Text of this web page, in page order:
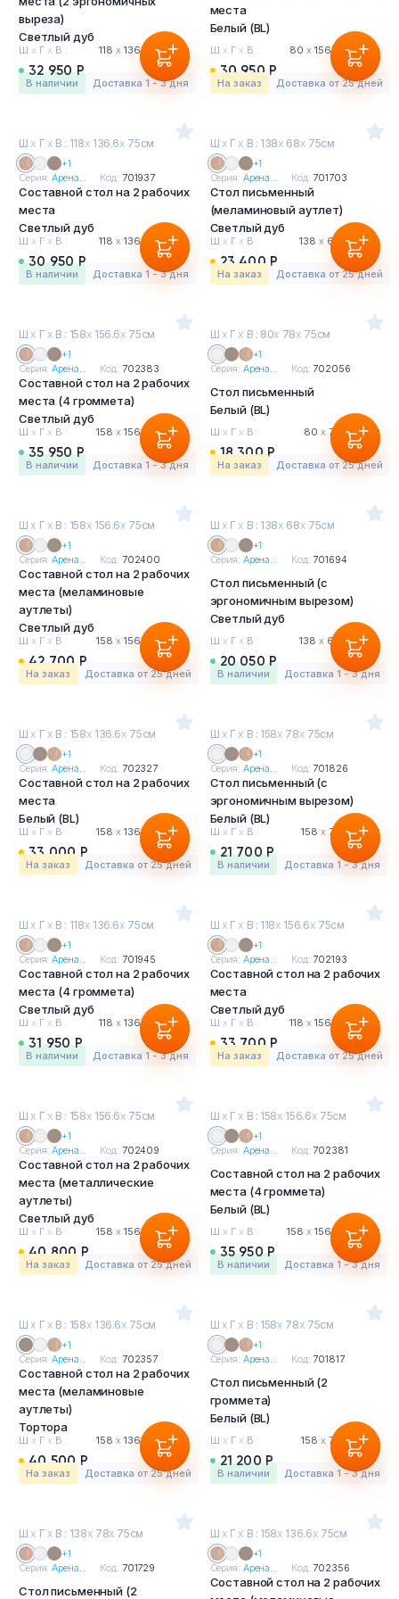
выреза)
Светлый дуб
Ш х Г х В : 118 х136.6 х75 см
32 950 Р
в наличии Доставка 1 - 3 дня
места
Белый (BL)
Ш х Г х В : 80 х 156.6 х75 см
30 950 Р
На заказ Доставка от 25 дней
Ш х Г х В : 118х 136.6х 75см
+1
Серия:Арена... Код: 701937
Составной стол на 2 рабочих
места
Светлый дуб
Ш х Г х В : 118 х136.6 х75 см
30 950 Р
в наличии Доставка 1 - 3 дня
Ш х Г х В : 138х 68х 75см
+1
Серия: Арена... Код: 701703
Стол письменный
(меламиновый аутлет)
Светлый дуб
Ш х Г х В : 138 х 68 х75 см
23 400 Р
На заказ Доставка от 25 дней
Ш х Г х В : 158х 156.6х 75см
+1
Серия:Арена... Код: 702383
Составной стол на 2 рабочих
места (4 громмета)
Светлый дуб
Ш х Г х В : 158 х156.6 х75 см
35 950 Р
в наличии Доставка 1 - 3 дня
Ш х Г х В : 80х 78х 75см
+1
Серия: Арена... Код: 702056
Стол письменный
Белый (BL)
Ш х Г х В : 80 х 78 х75 см
18 300 Р
На заказ Доставка от 25 дней
Ш х Г х В : 158х 156.6х 75см
+1
Серия:Арена... Код: 702400
Составной стол на 2 рабочих
места (меламиновые
аутлеты)
Светлый дуб
Ш х Г х В : 158 х156.6 х75 см
42 700 Р
На заказ Доставка от 25 дней
Ш х Г х В : 138х 68х 75см
+1
Серия: Арена... Код: 701694
Стол письменный (с
эргономичным вырезом)
Светлый дуб
Ш х Г х В : 138 х 68 х75 см
20 050 Р
в наличии Доставка 1 - 3 дня
Ш х Г х В : 158х 136.6х 75см
+1
Серия:Арена... Код: 702327
Составной стол на 2 рабочих
места
Белый (BL)
Ш х Г х В : 158 х136.6 х75 см
33 000 Р
На заказ Доставка от 25 дней
Ш х Г х В : 158х 78х 75см
+1
Серия: Арена... Код: 701826
Стол письменный (с
эргономичным вырезом)
Белый (BL)
Ш х Г х В : 158 х 78 х75 см
21 700 Р
в наличии Доставка 1 - 3 дня
Ш х Г х В : 118х 136.6х 75см
+1
Серия:Арена... Код: 701945
Составной стол на 2 рабочих
места (4 громмета)
Светлый дуб
Ш х Г х В : 118 х136.6 х75 см
31 950 Р
в наличии Доставка 1 - 3 дня
Ш х Г х В : 118х 156.6х 75см
+1
Серия: Арена... Код: 702193
Составной стол на 2 рабочих
места
Светлый дуб
Ш х Г х В : 118 х 156.6 х75 см
33 700 Р
На заказ Доставка от 25 дней
Ш х Г х В : 158х 156.6х 75см
+1
Серия:Арена... Код: 702409
Составной стол на 2 рабочих
места (металлические
аутлеты)
Светлый дуб
Ш х Г х В : 158 х156.6 х75 см
40 800 Р
На заказ Доставка от 25 дней
Ш х Г х В : 158х 156.6х 75см
+1
Серия: Арена... Код: 702381
Составной стол на 2 рабочих
места (4 громмета)
Белый (BL)
Ш х Г х В : 158 х 156.6 х75 см
35 950 Р
в наличии Доставка 1 - 3 дня
Ш х Г х В : 158х 136.6х 75см
+1
Серия:Арена... Код: 702357
Составной стол на 2 рабочих
места (меламиновые
аутлеты)
Тортора
Ш х Г х В : 158 х136.6 х75 см
40 500 Р
На заказ Доставка от 25 дней
Ш х Г х В : 158х 78х 75см
+1
Серия: Арена... Код: 701817
Стол письменный (2
громмета)
Белый (BL)
Ш х Г х В : 158 х 78 х75 см
21 200 Р
в наличии Доставка 1 - 3 дня
Ш х Г х В : 138х 78х 75см
+1
Серия:Арена... Код: 701729
Стол письменный (2
Ш х Г х В : 158х 136.6х 75см
+1
Серия: Арена... Код: 702356
Составной стол на 2 рабочих